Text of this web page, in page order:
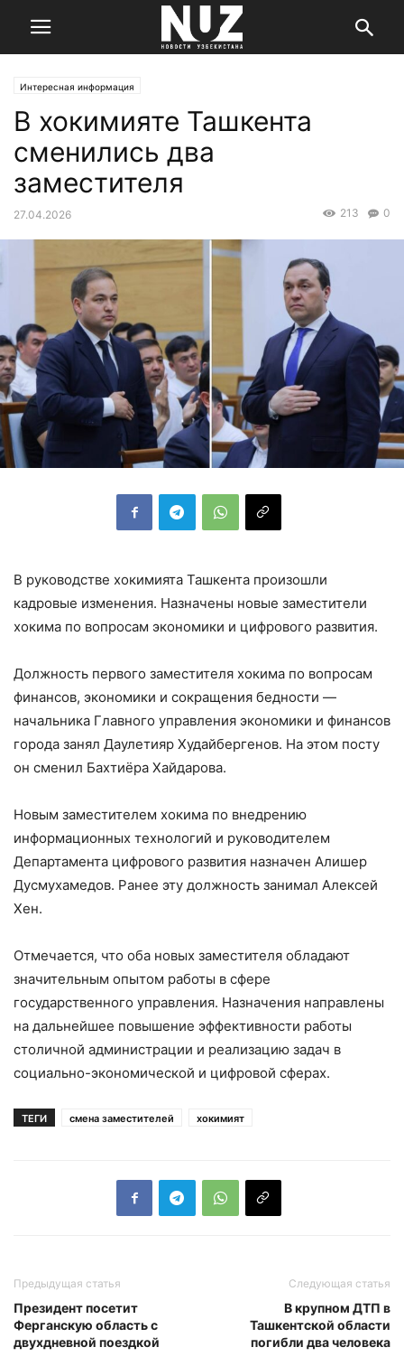
Интересная информация
В хокимияте Ташкента
сменились два
заместителя
27.04.2026 0
213
В руководстве хокимията Ташкента произошли
кадровые изменения. Назначены новые заместители
хокима по вопросам экономики и цифрового развития.
Должность первого заместителя хокима по вопросам
финансов, экономики и сокращения бедности —
начальника Главного управления экономики и финансов
города занял Даулетияр Худайбергенов. На этом посту
он сменил Бахтиёра Хайдарова.
Новым заместителем хокима по внедрению
информационных технологий и руководителем
Департамента цифрового развития назначен Алишер
Дусмухамедов. Ранее эту должность занимал Алексей
Хен.
Отмечается, что оба новых заместителя обладают
значительным опытом работы в сфере
государственного управления. Назначения направлены
на дальнейшее повышение эффективности работы
столичной администрации и реализацию задач в
социально-экономической и цифровой сферах.
ТЕГИ смена заместителей хокимият
Предыдущая статья
Президент посетит
Ферганскую область с
двухдневной поездкой
Следующая статья
В крупном ДТП в
Ташкентской области
погибли два человека